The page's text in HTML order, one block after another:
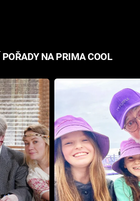
NA PRIMA COOL